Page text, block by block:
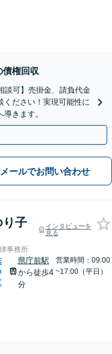
債権回収
談可】売掛金、請負代金
ください！実現可能性に
きます。
メールでお問い合わせ
り子
インタビューを
見る
事務所
県庁前駅
から徒歩4
分
営業時間：09:00
~17:00（平日）